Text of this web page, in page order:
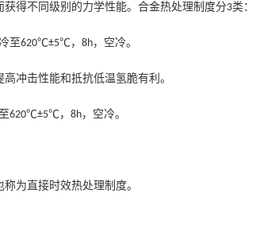
得不同级别的力学性能。合金热处理制度分3类：
至620℃±5℃， 8h，空冷。
冲击性能和抵抗低温氢脆有利。
620℃±5℃， 8h，空冷。
为直接时效热处理制度。